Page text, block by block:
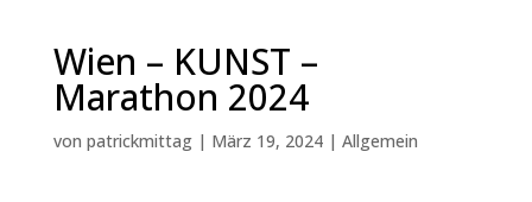
Wien – KUNST –
Marathon 2024
von patrickmittag| März 19, 2024| Allgemein